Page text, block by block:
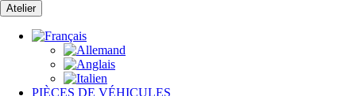
Passer
au
contenu
Atelier
PIÈCES DE VÉHICULES